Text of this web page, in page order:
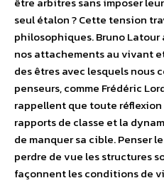
seul étalon ? Cette tension
philosophiques. Bruno
nos attachements au vivant
des êtres avec lesquels nous
penseurs, comme Frédéric
rappellent que toute
rapports de classe et la
de manquer sa cible. Penser
perdre de vue les structures
façonnent les conditions de